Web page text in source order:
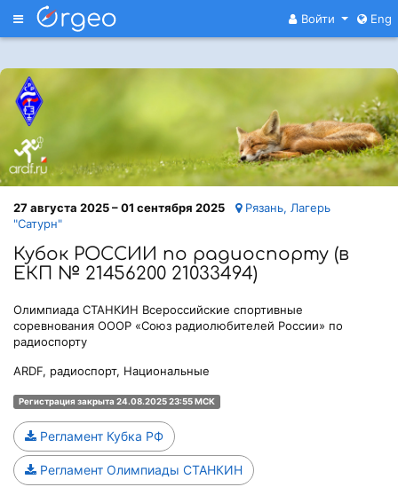
Меню Войти Eng
27 августа 2025 – 01 сентября 2025
Рязань, Лагерь
"Сатурн"
Кубок РОССИИ по радиоспорту (в
ЕКП № 21456200 21033494)
Олимпиада СТАНКИН Всероссийские спортивные
соревнования ОООР «Союз радиолюбителей России» по
радиоспорту
ARDF, радиоспорт, Национальные
Регистрация закрыта 24.08.2025 23:55 МСК
Регламент Кубка РФ
Регламент Олимпиады СТАНКИН